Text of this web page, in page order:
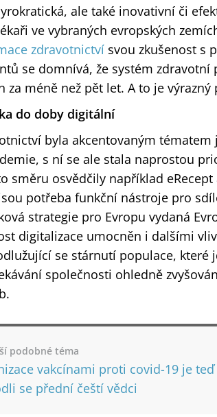
ale také inovativní či
ve vybraných evropských
zdravotnictví svou zkušenost s
se domnívá, že systém zdravotní
za méně než pět let. A to je výrazný
do doby digitální
byla akcentovaným
s ní se ale stala naprostou
směru osvědčily například
potřeba funkční nástroje pro
strategie pro Evropu vydaná
digitalizace umocněn i dalšími
se stárnutí populace, které
společnosti ohledně
podobné téma
vakcínami proti covid-19 je
se přední čeští vědci